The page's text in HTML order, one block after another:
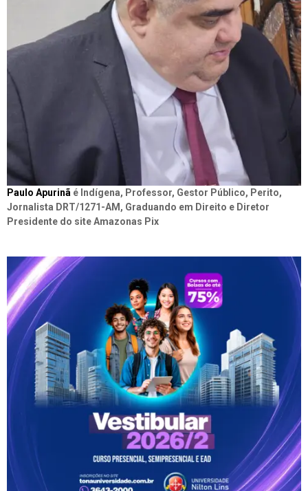
Paulo Apurinã é Indígena, Professor, Gestor Público, Perito,
Jornalista DRT/1271-AM, Graduando em Direito e Diretor
Presidente do site Amazonas Pix